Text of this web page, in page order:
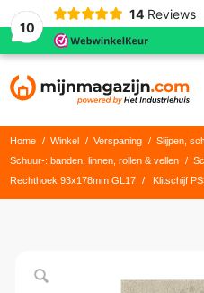
10
14 Reviews
Home / Winkel / Verspaning / Slijpen,
Schuur-: banden, linnen, rollen & vellen
/
Rechthoek 93x178mm GL17
/ Klitschijf